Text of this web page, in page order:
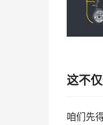
这不
咱们先